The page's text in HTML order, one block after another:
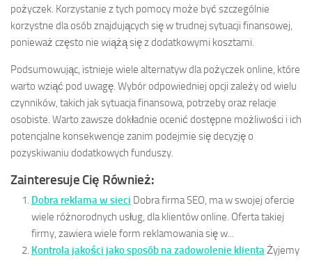
pożyczek. Korzystanie z tych pomocy może być szczególnie
korzystne dla osób znajdujących się w trudnej sytuacji finansowej,
ponieważ często nie wiążą się z dodatkowymi kosztami.
Podsumowując, istnieje wiele alternatyw dla pożyczek online, które
warto wziąć pod uwagę. Wybór odpowiedniej opcji zależy od wielu
czynników, takich jak sytuacja finansowa, potrzeby oraz relacje
osobiste. Warto zawsze dokładnie ocenić dostępne możliwości i ich
potencjalne konsekwencje zanim podejmie się decyzję o
pozyskiwaniu dodatkowych funduszy.
Zainteresuje Cię Również:
Dobra reklama w sieci Dobra firma SEO, ma w swojej ofercie
wiele różnorodnych usług, dla klientów online. Oferta takiej
firmy, zawiera wiele form reklamowania się w...
Kontrola jakości jako sposób na zadowolenie klientaŻyjemy